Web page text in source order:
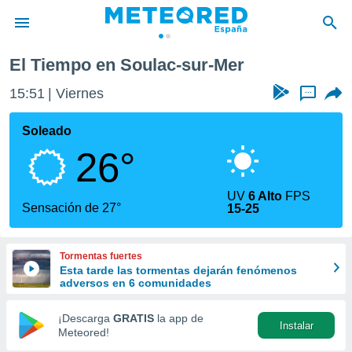
de
por
que se
calidad.
a este
las
y
forma
digital
basada
El Tiempo en Soulac-sur-Mer
15:51 Viernes ...
Soleado
26°
Sensación de 27°
UV6 Alto FPS
15-25
Tormentas fuertes
Esta tarde las tormentas dejarán fenómenos
adversos en 6 comunidades
¡Descarga GRATIS la app de
Meteored!
Instalar